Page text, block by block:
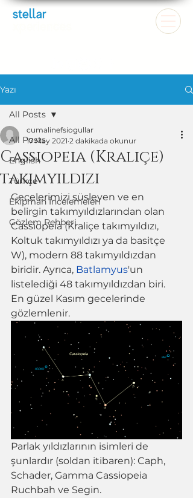
Yazı
All Posts
English
Türkçe
Ekipman İncelemeleri
Gözlem Rehberi
All Posts
Cassiopeia (Kraliçe)
takımyıldızı
cumalinefsiogullar
17 May 2021 2 dakikada okunur
Gecelerimizi süsleyen ve en
belirgin takımyıldızlarından olan
Cassiopeia (Kraliçe takımyıldızı,
Koltuk takımyıldızı ya da basitçe
W), modern 88 takımyıldızdan
biridir. Ayrıca, Batlamyus'un
listelediği 48 takımyıldızdan biri.
En güzel Kasım gecelerinde
gözlemlenir.
Parlak yıldızlarının isimleri de
şunlardır (soldan itibaren): Caph,
Schader, Gamma Cassiopeia
Ruchbah ve Segin.